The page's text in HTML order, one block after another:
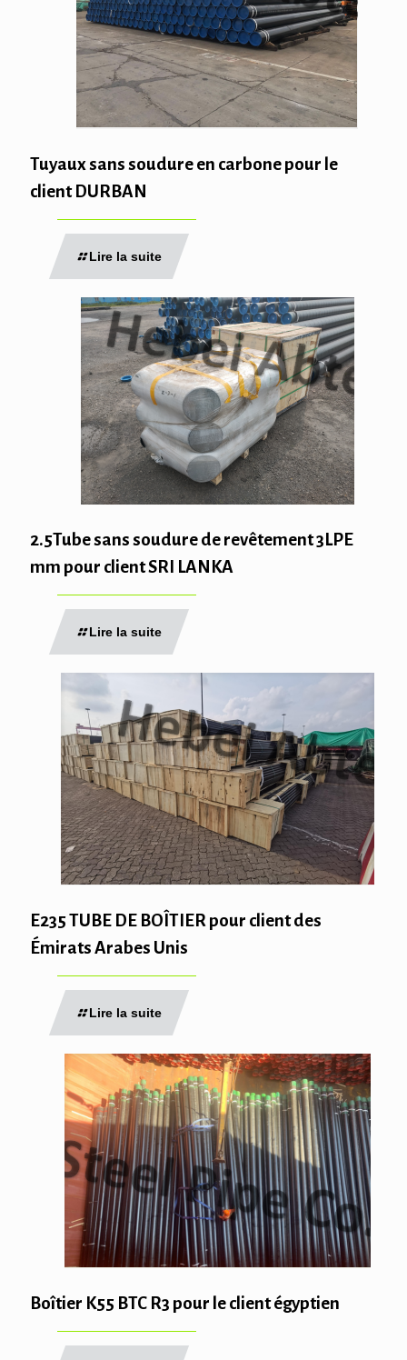
Tuyaux sans soudure en carbone pour le
client DURBAN
Lire la suite
2.5Tube sans soudure de revêtement 3LPE
mm pour client SRI LANKA
Lire la suite
E235 TUBE DE BOÎTIER pour client des
Émirats Arabes Unis
Lire la suite
Boîtier K55 BTC R3 pour le client égyptien